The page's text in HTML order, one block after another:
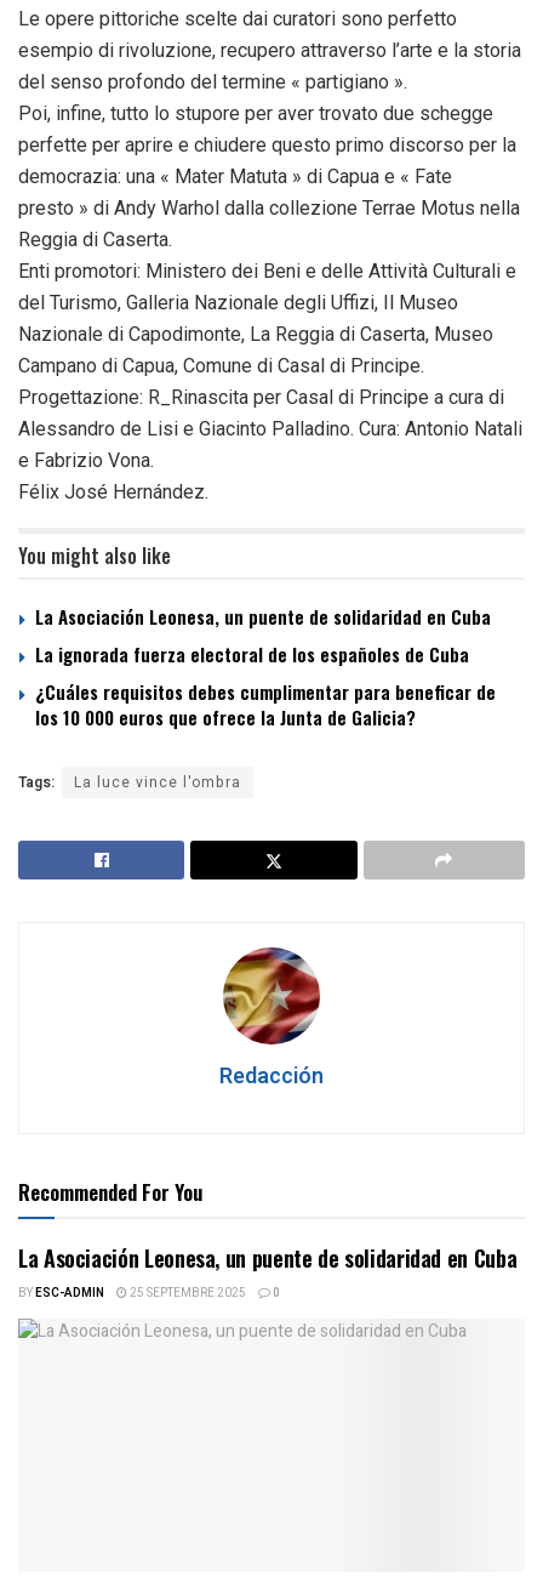
Le opere pittoriche scelte dai curatori sono perfetto
esempio di rivoluzione, recupero attraverso l’arte e la storia
del senso profondo del termine « partigiano ».
Poi, infine, tutto lo stupore per aver trovato due schegge
perfette per aprire e chiudere questo primo discorso per la
democrazia: una « Mater Matuta » di Capua e « Fate
presto » di Andy Warhol dalla collezione Terrae Motus nella
Reggia di Caserta.
Enti promotori: Ministero dei Beni e delle Attività Culturali e
del Turismo, Galleria Nazionale degli Uffizi, Il Museo
Nazionale di Capodimonte, La Reggia di Caserta, Museo
Campano di Capua, Comune di Casal di Principe.
Progettazione: R_Rinascita per Casal di Principe a cura di
Alessandro de Lisi e Giacinto Palladino. Cura: Antonio Natali
e Fabrizio Vona.
Félix José Hernández.
You might also like
La Asociación Leonesa, un puente de solidaridad en Cuba
La ignorada fuerza electoral de los españoles de Cuba
¿Cuáles requisitos debes cumplimentar para beneficar de
los 10 000 euros que ofrece la Junta de Galicia?
Tags: La luce vince l'ombra
Redacción
Recommended For You
La Asociación Leonesa, un puente de solidaridad en Cuba
BYESC-ADMIN 25 SEPTEMBRE 2025 0